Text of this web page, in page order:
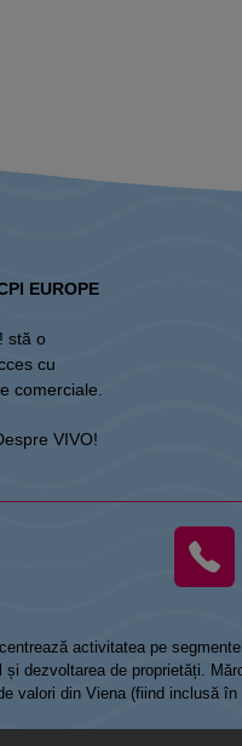
EUROPE
stă o
cu
comerciale.
VIVO!
activitatea pe
dezvoltarea de proprietăți.
valori din Viena (fiind inclusă